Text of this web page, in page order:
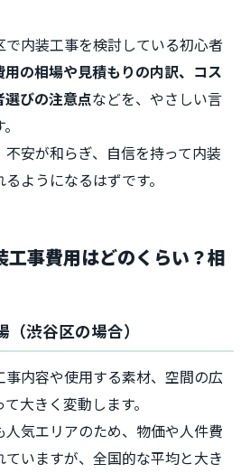
で内装工事を検討している初心者
用の相場や見積もりの内訳、コス
選びの注意点などを、やさしい言
安が和らぎ、自信を持って内装
ようになるはずです。
工事費用はどのくらい？相
渋谷区の場合）
内容や使用する素材、空間の広
大きく変動します。
気エリアのため、物価や人件費
いますが、全国的な平均と大き